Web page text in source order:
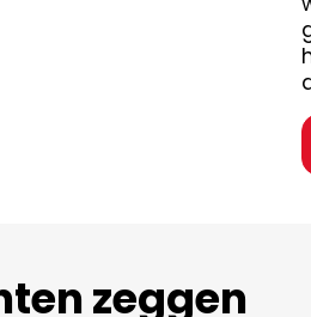
zeggen